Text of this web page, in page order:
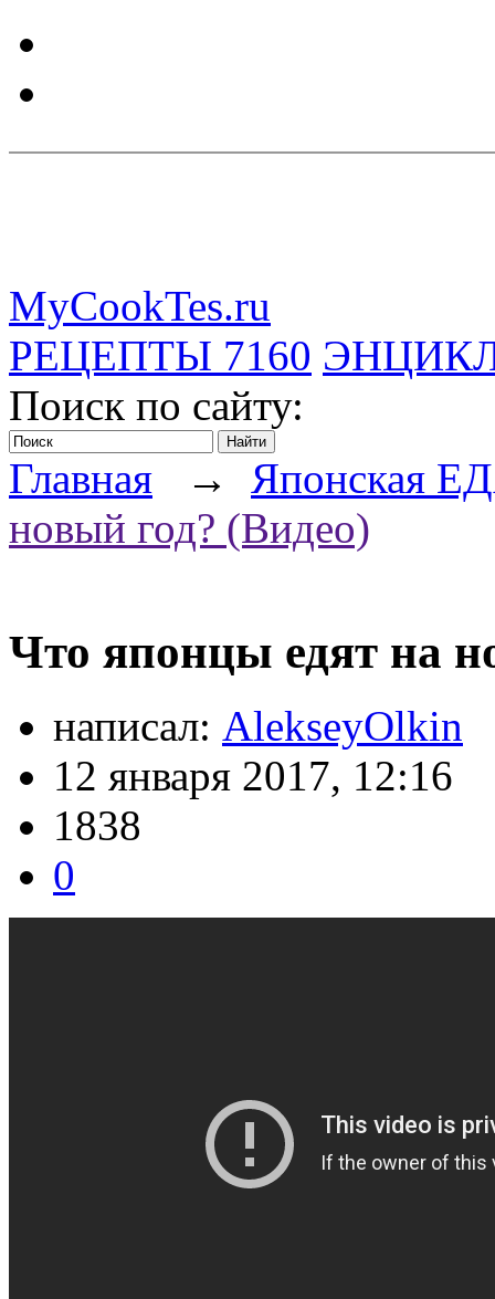
MyCookTes.ru
РЕЦЕПТЫ 7160
Поиск по сайту:
Главная → Японская
новый год? (Видео)
Что японцы едят на
написал: AlekseyOlkin
12 января 2017, 12:16
1838
0